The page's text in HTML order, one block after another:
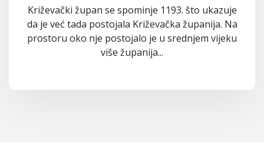
Križevački župan se spominje 1193. što ukazuje
da je već tada postojala Križevačka županija. Na
prostoru oko nje postojalo je u srednjem vijeku
više županija...